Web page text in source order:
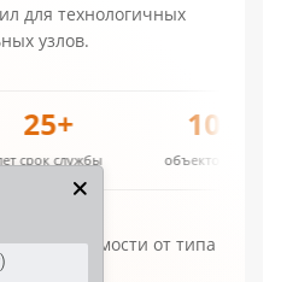
для технологичных
узлов.
25+
срок службы
1000+
объектов в спб и ло
(в зависимости от типа